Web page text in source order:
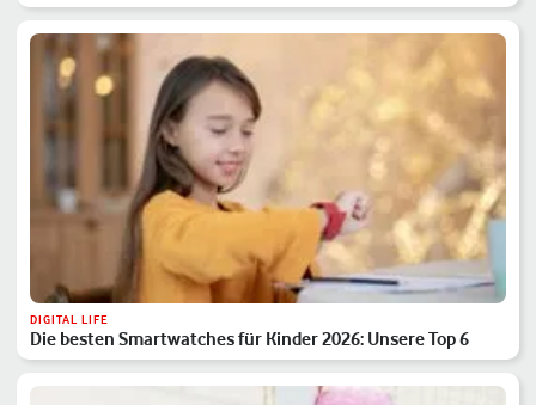
DIGITAL LIFE
Die besten Smartwatches für Kinder 2026: Unsere Top 6